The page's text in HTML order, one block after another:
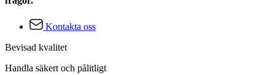
Kontakta oss
Bevisad kvalitet
Handla säkert och pålitligt